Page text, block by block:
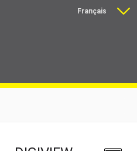
Français
Formations